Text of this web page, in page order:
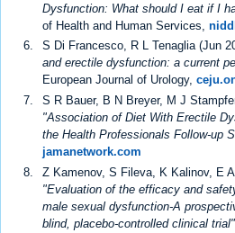
Dysfunction: What should I eat if I
of Health and Human Services,
S Di Francesco, R L Tenaglia (Jun
and erectile dysfunction: a current
European Journal of Urology,
S R Bauer, B N Breyer, M J
"Association of Diet With Erectile
the Health Professionals Follow-up
jamanetwork.com
Z Kamenov, S Fileva, K Kalinov, E
"Evaluation of the efficacy and
male sexual dysfunction-A
blind, placebo-controlled clinical trial"